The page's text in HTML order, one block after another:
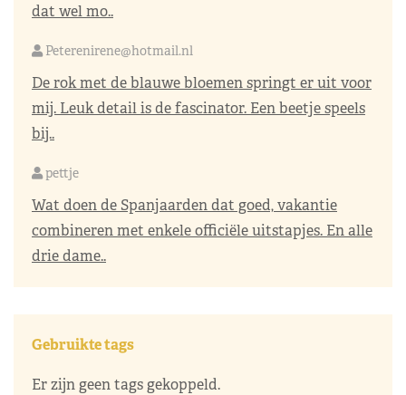
dat wel mo..
Peterenirene@hotmail.nl
De rok met de blauwe bloemen springt er uit voor
mij. Leuk detail is de fascinator. Een beetje speels
bij..
pettje
Wat doen de Spanjaarden dat goed, vakantie
combineren met enkele officiële uitstapjes. En alle
drie dame..
Gebruikte tags
Er zijn geen tags gekoppeld.